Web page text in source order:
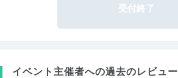
受付終了
イベント主催者への過去のレビュー